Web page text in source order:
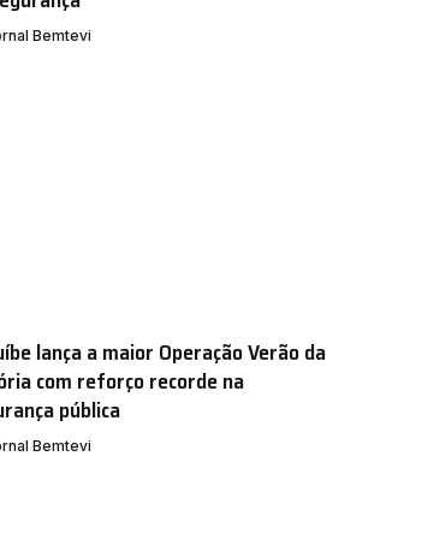
Bemtevi
lança a maior Operação Verão da
com reforço recorde na
pública
Bemtevi